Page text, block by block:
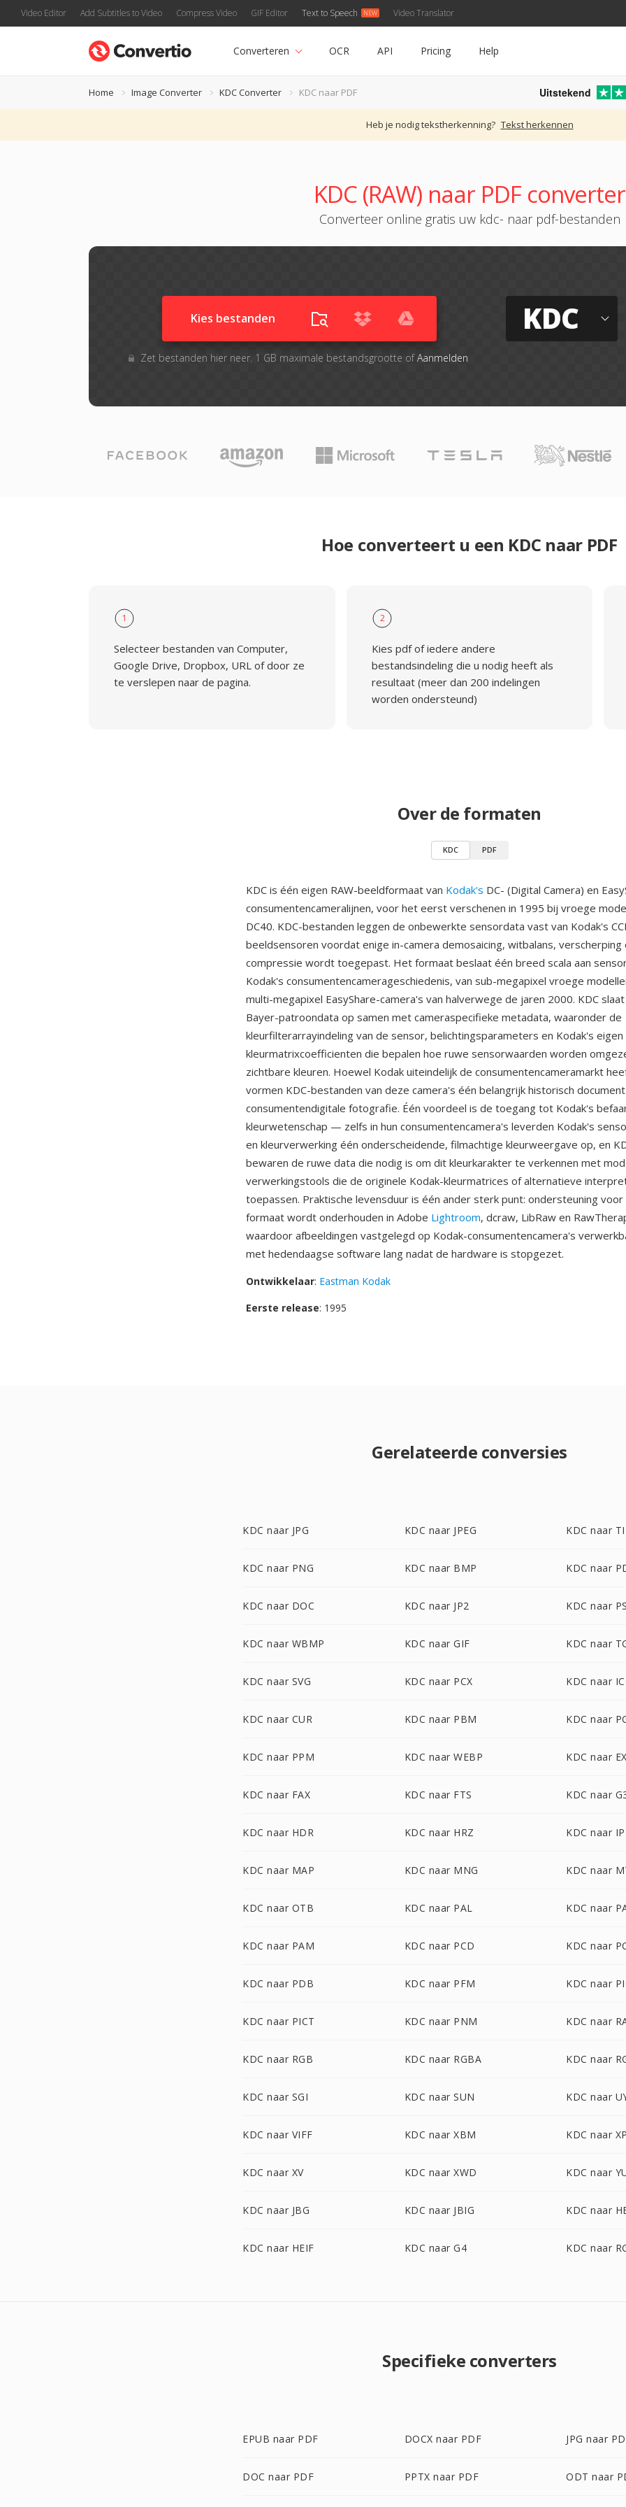
Video Editor Add Subtitles to Video Compress Video GIF Editor Text to Speech Video Translator
Converteren OCR API Pricing Help
Home Image Converter KDC Converter KDC naar PDF Uitstekend
Heb je nodig tekstherkenning? Tekst herkennen
KDC (RAW) naar PDF converter
Converteer online gratis uw kdc- naar pdf-bestanden
Kies bestanden
Zet bestanden hier neer. 1 GB maximale bestandsgrootte ofAanmelden
KDC
Hoe converteert u een KDC naar PDF
1
Selecteer bestanden van Computer,
Google Drive, Dropbox, URL of door ze
te verslepen naar de pagina.
2
Kies pdf of iedere andere
bestandsindeling die u nodig heeft als
resultaat (meer dan 200 indelingen
worden ondersteund)
Over de formaten
KDC PDF
KDC is één eigen RAW-beeldformaat van Kodak's DC- (Digital Camera) en
consumentencameralijnen, voor het eerst verschenen in 1995 bij vroege
DC40. KDC-bestanden leggen de onbewerkte sensordata vast van Kodak's
beeldsensoren voordat enige in-camera demosaicing, witbalans, verscherping
compressie wordt toegepast. Het formaat beslaat één breed scala aan
Kodak's consumentencamerageschiedenis, van sub-megapixel vroege
multi-megapixel EasyShare-camera's van halverwege de jaren 2000. KDC
Bayer-patroondata op samen met cameraspecifieke metadata, waaronder de
kleurfilterarrayindeling van de sensor, belichtingsparameters en Kodak's eigen
kleurmatrixcoefficienten die bepalen hoe ruwe sensorwaarden worden
zichtbare kleuren. Hoewel Kodak uiteindelijk de consumentencameramarkt
vormen KDC-bestanden van deze camera's één belangrijk historisch
consumentendigitale fotografie. Één voordeel is de toegang tot Kodak's
kleurwetenschap — zelfs in hun consumentencamera's leverden Kodak's
en kleurverwerking één onderscheidende, filmachtige kleurweergave op, en
bewaren de ruwe data die nodig is om dit kleurkarakter te verkennen met
verwerkingstools die de originele Kodak-kleurmatrices of alternatieve
toepassen. Praktische levensduur is één ander sterk punt: ondersteuning voor
formaat wordt onderhouden in Adobe Lightroom, dcraw, LibRaw en
waardoor afbeeldingen vastgelegd op Kodak-consumentencamera's
met hedendaagse software lang nadat de hardware is stopgezet.
Ontwikkelaar: Eastman Kodak
Eerste release: 1995
Gerelateerde conversies
KDC naar JPG KDC naar JPEG KDC naar
KDC naar PNG KDC naar BMP KDC naar
KDC naar DOC KDC naar JP2 KDC naar
KDC naar WBMP KDC naar GIF KDC naar
KDC naar SVG KDC naar PCX KDC naar
KDC naar CUR KDC naar PBM KDC naar
KDC naar PPM KDC naar WEBP KDC naar
KDC naar FAX KDC naar FTS KDC naar
KDC naar HDR KDC naar HRZ KDC naar
KDC naar MAP KDC naar MNG KDC naar
KDC naar OTB KDC naar PAL KDC naar
KDC naar PAM KDC naar PCD KDC naar
KDC naar PDB KDC naar PFM KDC naar
KDC naar PICT KDC naar PNM KDC naar
KDC naar RGB KDC naar RGBA KDC naar
KDC naar SGI KDC naar SUN KDC naar
KDC naar VIFF KDC naar XBM KDC naar
KDC naar XV KDC naar XWD KDC naar
KDC naar JBG KDC naar JBIG KDC naar
KDC naar HEIF KDC naar G4 KDC naar
Specifieke converters
EPUB naar PDF DOCX naar PDF JPG naar
DOC naar PDF PPTX naar PDF ODT naar